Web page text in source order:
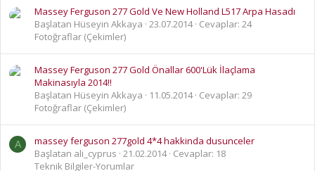
Massey Ferguson 277 Gold Ve New Holland L517 Arpa Hasadı
Başlatan Hüseyin Akkaya 23.07.2014 Cevaplar: 24
Fotoğraflar (Çekimler)
Massey Ferguson 277 Gold Önallar 600'Lük İlaçlama
Makinasıyla 2014!!
Başlatan Hüseyin Akkaya
11.05.2014 Cevaplar: 29
Fotoğraflar (Çekimler)
A
massey ferguson 277gold 4*4 hakkinda dusunceler
Başlatan ali_cyprus 21.02.2014 Cevaplar: 18
Teknik Bilgiler-Yorumlar